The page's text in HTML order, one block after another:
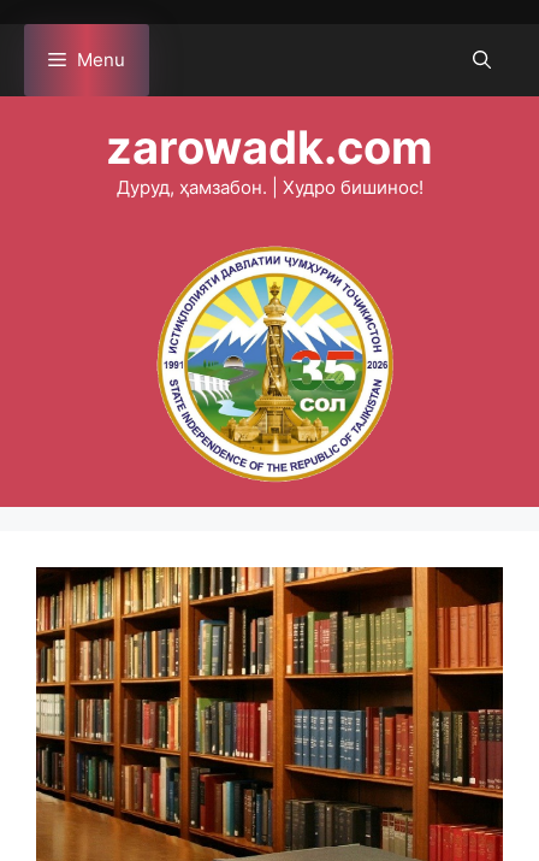
content
Menu
zarowadk.com
Дуруд, ҳамзабон. | Худро бишинос!